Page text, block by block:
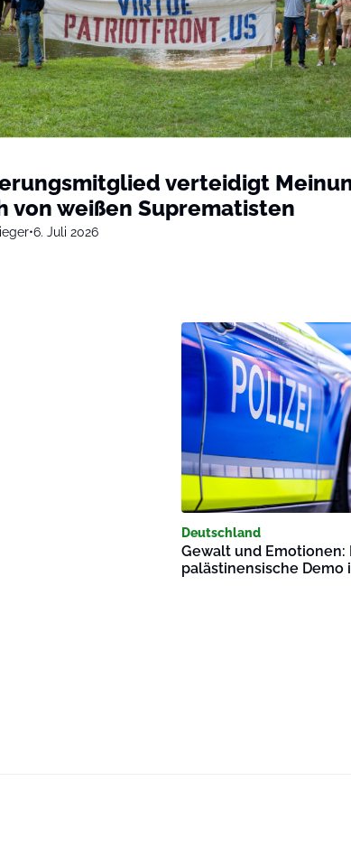
verteidigt
von weißen Suprematisten
•6. Juli 2026
Deutschland
Gewalt und Emotionen:
palästinensische Demo